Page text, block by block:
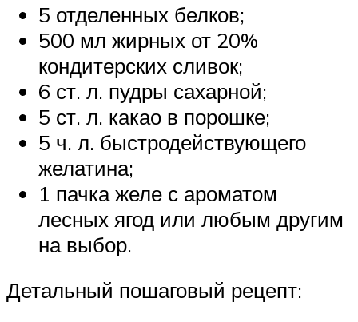
5 отделенных белков;
500 мл жирных от 20%
кондитерских сливок;
6 ст. л. пудры сахарной;
5 ст. л. какао в порошке;
5 ч. л. быстродействующего
желатина;
1 пачка желе с ароматом
лесных ягод или любым другим
на выбор.
Детальный пошаговый рецепт: